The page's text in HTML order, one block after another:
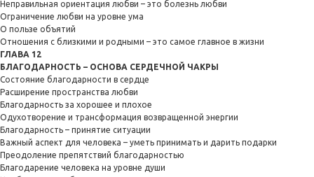
Неправильная ориентация любви – это болезнь любви
Ограничение любви на уровне ума
О пользе объятий
Отношения с близкими и родными – это самое главное в жизни
ГЛАВА 12
БЛАГОДАРНОСТЬ – ОСНОВА СЕРДЕЧНОЙ ЧАКРЫ
Состояние благодарности в сердце
Расширение пространства любви
Благодарность за хорошее и плохое
Одухотворение и трансформация возвращенной энергии
Благодарность – принятие ситуации
Важный аспект для человека – уметь принимать и дарить подарки
Преодоление препятствий благодарностью
Благодарение человека на уровне души